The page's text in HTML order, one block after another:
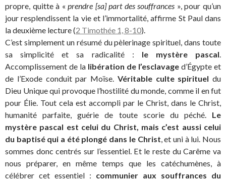
propre, quitte à «prendre [sa] part des souffrances », pour qu’un
jour resplendissent la vie et l’immortalité, affirme St Paul dans
la deuxième lecture (2 Timothée 1, 8-10).
C’est simplement un résumé du pèlerinage spirituel, dans toute
sa simplicité et sa radicalité : le mystère pascal.
Accomplissement de la libération de l’esclavage d’Égypte et
de l’Exode conduit par Moïse. Véritable culte spirituel du
Dieu Unique qui provoque l’hostilité du monde, comme il en fut
pour Élie. Tout cela est accompli par le Christ, dans le Christ,
humanité parfaite, guérie de toute scorie du péché. Le
mystère pascal est celui du Christ, mais c’est aussi celui
du baptisé qui a été plongé dans le Christ, et uni à lui. Nous
sommes donc centrés sur l’essentiel. Et le reste du Carême va
nous préparer, en même temps que les catéchumènes, à
célébrer cet essentiel : communier aux souffrances du